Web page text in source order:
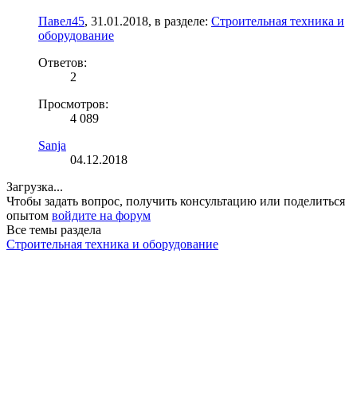
Павел45, 31.01.2018, в разделе: Строительная техника и
оборудование
Ответов:
2
Просмотров:
4 089
Sanja
04.12.2018
Загрузка...
Чтобы задать вопрос, получить консультацию или поделиться
опытом войдите на форум
Все темы раздела
Строительная техника и оборудование